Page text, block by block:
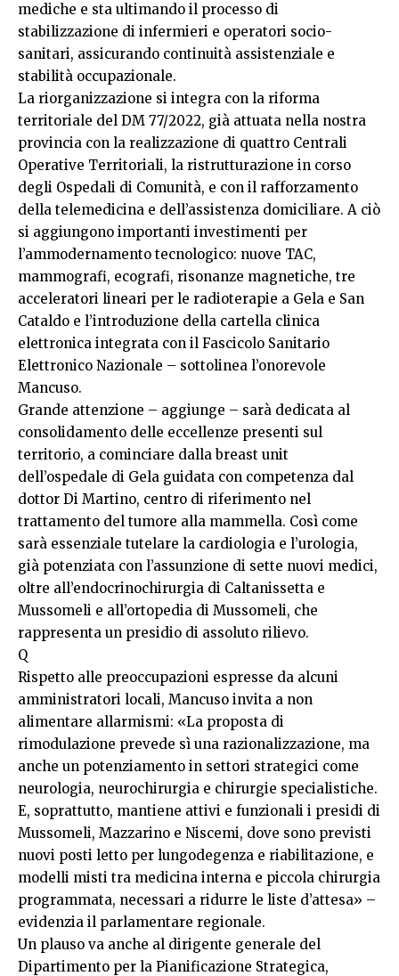
mediche e sta ultimando il processo di
stabilizzazione di infermieri e operatori socio-
sanitari, assicurando continuità assistenziale e
stabilità occupazionale.
La riorganizzazione si integra con la riforma
territoriale del DM 77/2022, già attuata nella nostra
provincia con la realizzazione di quattro Centrali
Operative Territoriali, la ristrutturazione in corso
degli Ospedali di Comunità, e con il rafforzamento
della telemedicina e dell’assistenza domiciliare. A ciò
si aggiungono importanti investimenti per
l’ammodernamento tecnologico: nuove TAC,
mammografi, ecografi, risonanze magnetiche, tre
acceleratori lineari per le radioterapie a Gela e San
Cataldo e l’introduzione della cartella clinica
elettronica integrata con il Fascicolo Sanitario
Elettronico Nazionale – sottolinea l’onorevole
Mancuso.
Grande attenzione – aggiunge – sarà dedicata al
consolidamento delle eccellenze presenti sul
territorio, a cominciare dalla breast unit
dell’ospedale di Gela guidata con competenza dal
dottor Di Martino, centro di riferimento nel
trattamento del tumore alla mammella. Così come
sarà essenziale tutelare la cardiologia e l’urologia,
già potenziata con l’assunzione di sette nuovi medici,
oltre all’endocrinochirurgia di Caltanissetta e
Mussomeli e all’ortopedia di Mussomeli, che
rappresenta un presidio di assoluto rilievo.
Q
Rispetto alle preoccupazioni espresse da alcuni
amministratori locali, Mancuso invita a non
alimentare allarmismi: «La proposta di
rimodulazione prevede sì una razionalizzazione, ma
anche un potenziamento in settori strategici come
neurologia, neurochirurgia e chirurgie specialistiche.
E, soprattutto, mantiene attivi e funzionali i presidi di
Mussomeli, Mazzarino e Niscemi, dove sono previsti
nuovi posti letto per lungodegenza e riabilitazione, e
modelli misti tra medicina interna e piccola chirurgia
programmata, necessari a ridurre le liste d’attesa» –
evidenzia il parlamentare regionale.
Un plauso va anche al dirigente generale del
Dipartimento per la Pianificazione Strategica,